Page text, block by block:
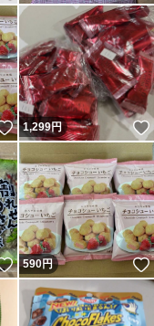
いいね！
1,299円
いいね！
590円